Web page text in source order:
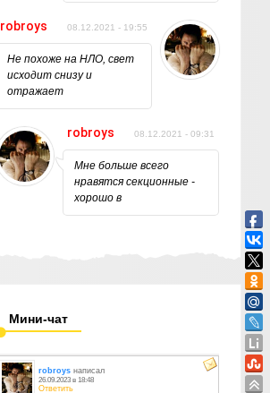
robroys 08.12.2021 - 19:55
Не похоже на НЛО, свет
исходит снизу и
отражает
robroys 08.12.2021 - 09:31
Мне больше всего
нравятся секционные -
хорошо в
Мини-чат